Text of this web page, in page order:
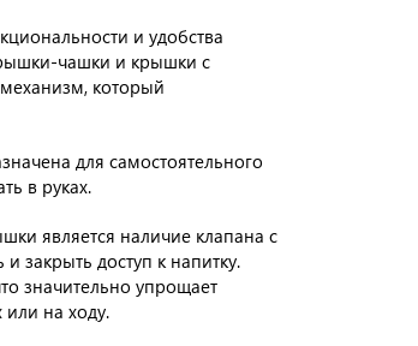
и удобства
чашки и крышки с
который
для самостоятельного
в руках.
является наличие клапана с
закрыть доступ к напитку.
значительно упрощает
или на ходу.